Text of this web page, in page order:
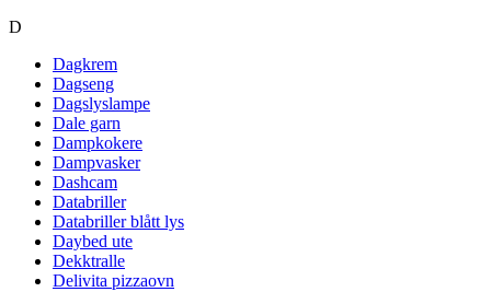
D
Dagkrem
Dagseng
Dagslyslampe
Dale garn
Dampkokere
Dampvasker
Dashcam
Databriller
Databriller blått lys
Daybed ute
Dekktralle
Delivita pizzaovn